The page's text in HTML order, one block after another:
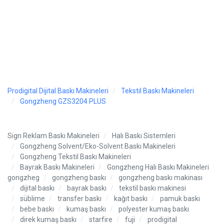
Prodigital Dijital Baskı Makineleri
Tekstil Baskı Makineleri
Gongzheng GZS3204 PLUS
Sign Reklam Baskı Makineleri
Halı Baskı Sistemleri
Gongzheng Solvent/Eko-Solvent Baskı Makineleri
Gongzheng Tekstil Baskı Makineleri
Bayrak Baskı Makineleri
Gongzheng Halı Baskı Makineleri
gongzheg
gongzheng baskı
gongzheng baskı makinası
dijital baskı
bayrak baskı
tekstil baskı makinesi
süblime
transfer baskı kağıt baskı
pamuk baskı
bebe baskı
kumaş baskı
polyester kumaş baskı
direk kumaş baskı
starfire fuji prodigital